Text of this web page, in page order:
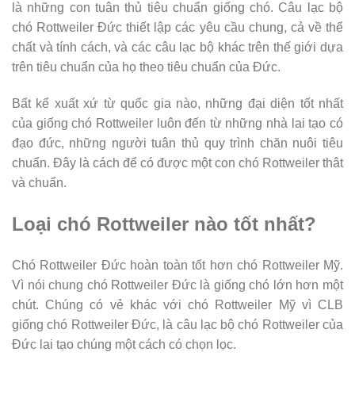
là những con tuân thủ tiêu chuẩn giống chó. Câu lạc bộ
chó Rottweiler Đức thiết lập các yêu cầu chung, cả về thể
chất và tính cách, và các câu lạc bộ khác trên thế giới dựa
trên tiêu chuẩn của họ theo tiêu chuẩn của Đức.
Bất kể xuất xứ từ quốc gia nào, những đại diện tốt nhất
của giống chó Rottweiler luôn đến từ những nhà lai tạo có
đạo đức, những người tuân thủ quy trình chăn nuôi tiêu
chuẩn. Đây là cách để có được một con chó Rottweiler thât
và chuẩn.
Loại chó Rottweiler nào tốt nhất?
Chó Rottweiler Đức hoàn toàn tốt hơn chó Rottweiler Mỹ.
Vì nói chung chó Rottweiler Đức là giống chó lớn hơn một
chút. Chúng có vẻ khác với chó Rottweiler Mỹ vì CLB
giống chó Rottweiler Đức, là câu lạc bộ chó Rottweiler của
Đức lai tạo chúng một cách có chọn lọc.